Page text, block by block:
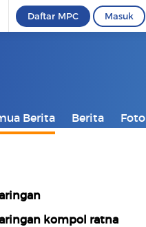
Daftar MPC Masuk
Berita Berita Foto
kompol ratna